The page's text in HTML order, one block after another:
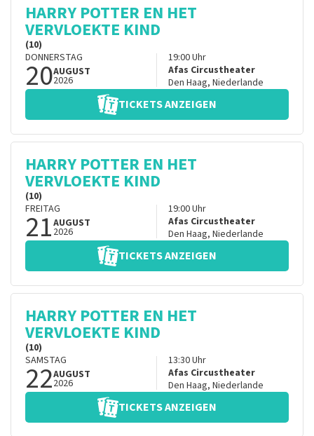
HARRY POTTER EN HET
VERVLOEKTE KIND
(10)
DONNERSTAG
20AUGUST
2026
19:00Uhr
Afas Circustheater
Den Haag, Niederlande
TICKETS ANZEIGEN
HARRY POTTER EN HET
VERVLOEKTE KIND
(10)
FREITAG
21AUGUST
2026
19:00Uhr
Afas Circustheater
Den Haag, Niederlande
TICKETS ANZEIGEN
HARRY POTTER EN HET
VERVLOEKTE KIND
(10)
SAMSTAG
22AUGUST
2026
13:30Uhr
Afas Circustheater
Den Haag, Niederlande
TICKETS ANZEIGEN